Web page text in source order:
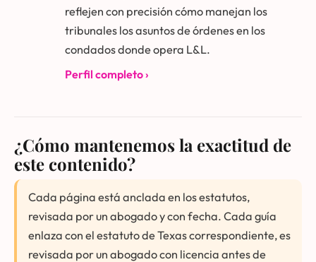
reflejen con precisión cómo manejan los
tribunales los asuntos de órdenes en los
condados donde opera L&L.
Perfil completo ›
¿Cómo mantenemos la exactitud de
este contenido?
Cada página está anclada en los estatutos,
revisada por un abogado y con fecha. Cada guía
enlaza con el estatuto de Texas correspondiente, es
revisada por un abogado con licencia antes de